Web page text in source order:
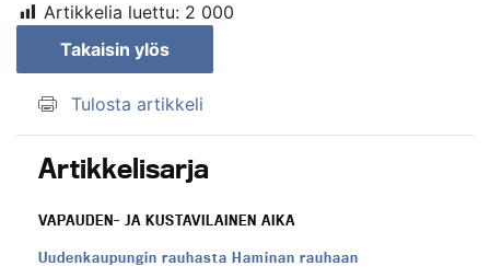
Artikkelia luettu: 2 000
Takaisin ylös
Tulosta artikkeli
Artikkelisarja
VAPAUDEN- JA KUSTAVILAINEN AIKA
Uudenkaupungin rauhasta Haminan rauhaan